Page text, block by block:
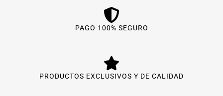
PAGO 100% SEGURO
PRODUCTOS EXCLUSIVOS Y DE CALIDAD